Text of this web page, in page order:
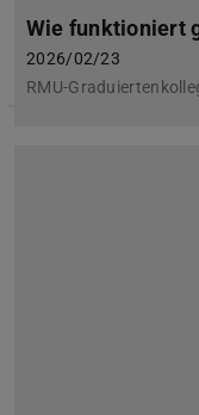
Wie funktioniert
2026/02/23
RMU-